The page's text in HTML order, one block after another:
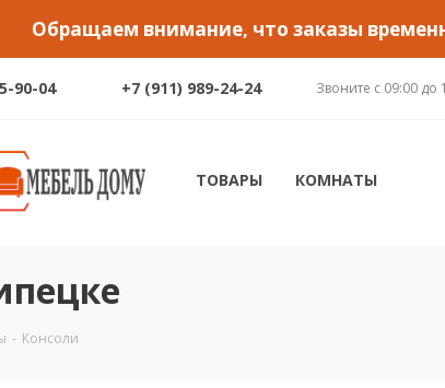
Обращаем внимание, что заказы
90-04 +7 (911) 989-24-24 Звоните с 09:00 до
ТОВАРЫ КОМНАТЫ
- Консоли